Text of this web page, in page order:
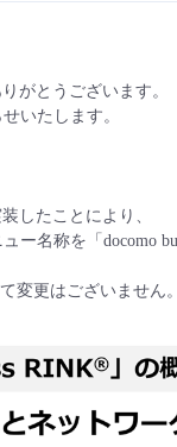
がとうございます。
いたします。
したことにより、
ー名称を「docomo
変更はございません。